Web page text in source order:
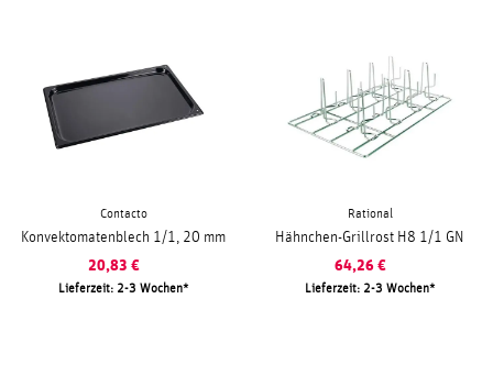
Contacto
Konvektomatenblech 1/1, 20 mm
20,83 €
Lieferzeit: 2-3 Wochen
Rational
Hähnchen-Grillrost H8 1/1 GN
64,26 €
Lieferzeit: 2-3 Wochen